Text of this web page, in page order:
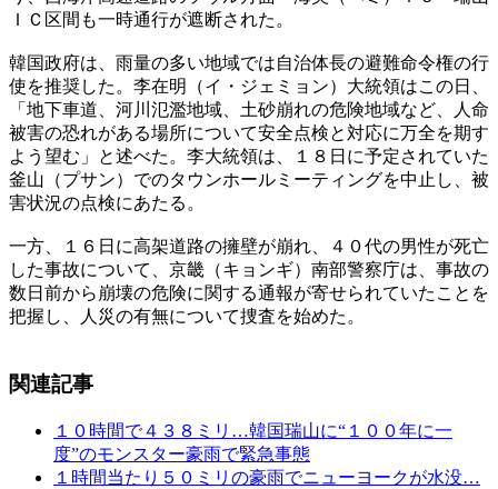
ＩＣ区間も一時通行が遮断された。
韓国政府は、雨量の多い地域では自治体長の避難命令権の行
使を推奨した。李在明（イ・ジェミョン）大統領はこの日、
「地下車道、河川氾濫地域、土砂崩れの危険地域など、人命
被害の恐れがある場所について安全点検と対応に万全を期す
よう望む」と述べた。李大統領は、１８日に予定されていた
釜山（プサン）でのタウンホールミーティングを中止し、被
害状況の点検にあたる。
一方、１６日に高架道路の擁壁が崩れ、４０代の男性が死亡
した事故について、京畿（キョンギ）南部警察庁は、事故の
数日前から崩壊の危険に関する通報が寄せられていたことを
把握し、人災の有無について捜査を始めた。
関連記事
１０時間で４３８ミリ…韓国瑞山に“１００年に一
度”のモンスター豪雨で緊急事態
１時間当たり５０ミリの豪雨でニューヨークが水没…